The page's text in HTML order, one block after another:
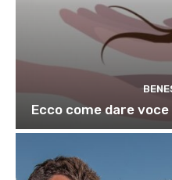
Ecco come dare